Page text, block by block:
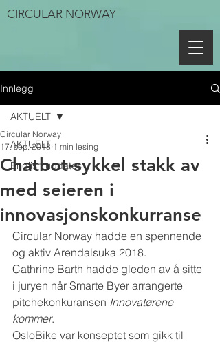
CIRCULAR NORWAY
Innlegg
AKTUELT
English updates
AKTUELT
Chatbot-sykkel stakk av
med seieren i
innovasjonskonkurranse
Circular Norway
17. sep. 2018 1 min lesing
Circular Norway hadde en spennende
og aktiv Arendalsuka 2018.
Cathrine Barth hadde gleden av å sitte
i juryen når Smarte Byer arrangerte
pitchekonkuransen Innovatørene
kommer.
OsloBike var konseptet som gikk til